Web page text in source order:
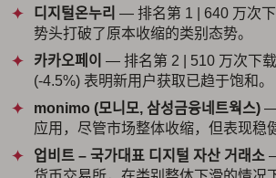
디지털온누리 — 排名第 1 | 640 万次
势头打破了原本收缩的类别态势。
카카오페이 — 排名第 2 | 510 万次下
(-4.5%) 表明新用户获取已趋于饱和。
monimo (모니모, 삼성금융네트웍스) —
应用，尽管市场整体收缩，但表现稳
업비트 – 국가대표 디지털 자산 거래소